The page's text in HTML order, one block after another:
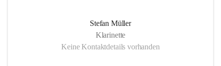
Stefan Müller
Klarinette
Keine Kontaktdetails vorhanden